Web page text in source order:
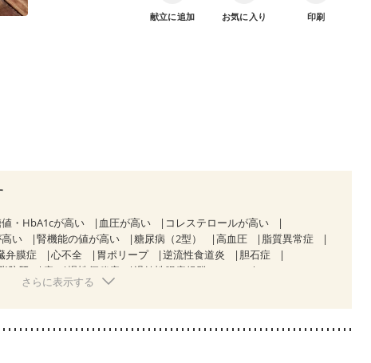
献立に追加 お気に入り 印刷
値・HbA1cが高い 血圧が高い
コレステロールが高い
い 腎機能の値が高い 糖尿病（2型） 高血圧
脂質異常症
弁膜症 心不全 胃ポリープ 逆流性食道炎
胆石症
肪肝 痔 慢性便秘症
過敏性腸症候群（IBS）
糖尿病性腎症（第２期）
診・血圧が気になる（初期）
さらに表示する